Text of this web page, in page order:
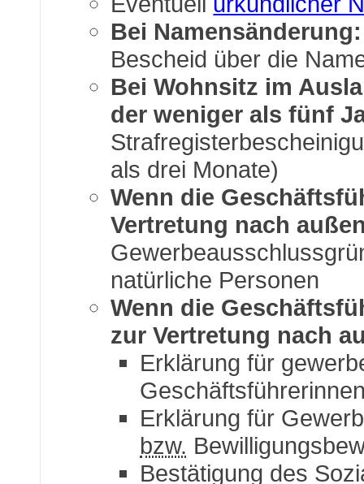
Bei Namensänderung:
Bescheid über die
Bei Wohnsitz im
der weniger als fünf
als drei Monate)
Wenn die
Vertretung nach
natürliche Personen
Wenn die
zur Vertretung nach
Erklärung für
Erklärung für
bzw.
Bestätigung des